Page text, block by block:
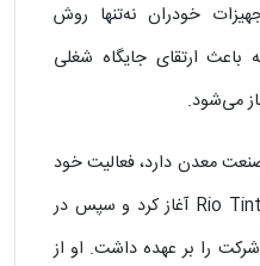
خودران نه‌تنها روش
باعث ارتقای جایگاه شغلی
می‌شود.
در صنعت معدن دارد، فعالیت خود
را در منطقه کیمبرلی با شرکت Rio Tinto آغاز کرد و سپس در
را بر عهده داشت. او از